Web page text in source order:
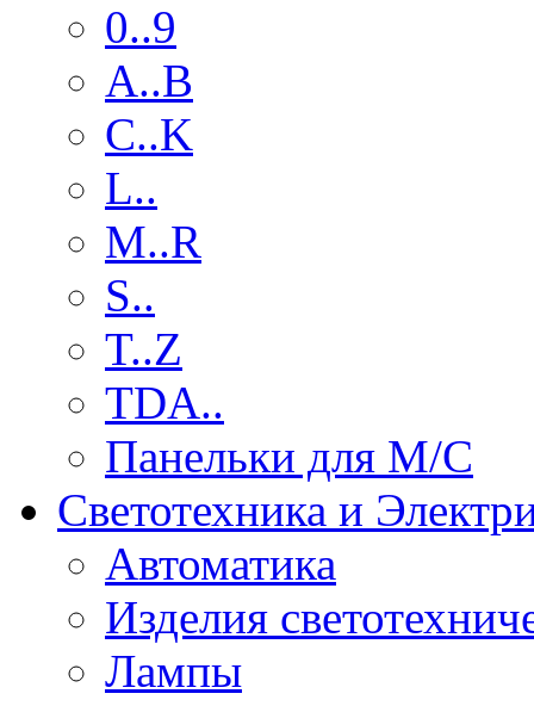
0..9
A..B
C..K
L..
M..R
S..
T..Z
TDA..
Панельки для М/С
Светотехника и
Автоматика
Изделия
Лампы